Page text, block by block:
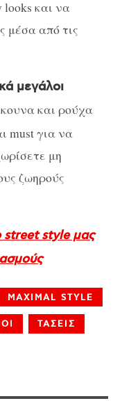
και να
μέσα από τις
μεγάλοι
και ρούχα
must για να
μη
ζωηρούς
street style μας
MAXIMAL STYLE
ΤΑΣΕΙΣ